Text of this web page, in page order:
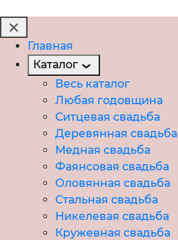
Главная
Каталог
Весь каталог
Любая годовщина
Ситцевая свадьба
Деревянная свадьба
Медная свадьба
Фаянсовая свадьба
Оловянная свадьба
Стальная свадьба
Никелевая свадьба
Кружевная свадьба